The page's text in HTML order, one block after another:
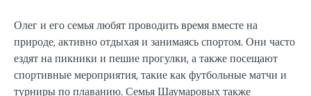
Олег и его семья любят проводить время вместе на
природе, активно отдыхая и занимаясь спортом. Они часто
ездят на пикники и пешие прогулки, а также посещают
спортивные мероприятия, такие как футбольные матчи и
турниры по плаванию. Семья Шаумаровых также